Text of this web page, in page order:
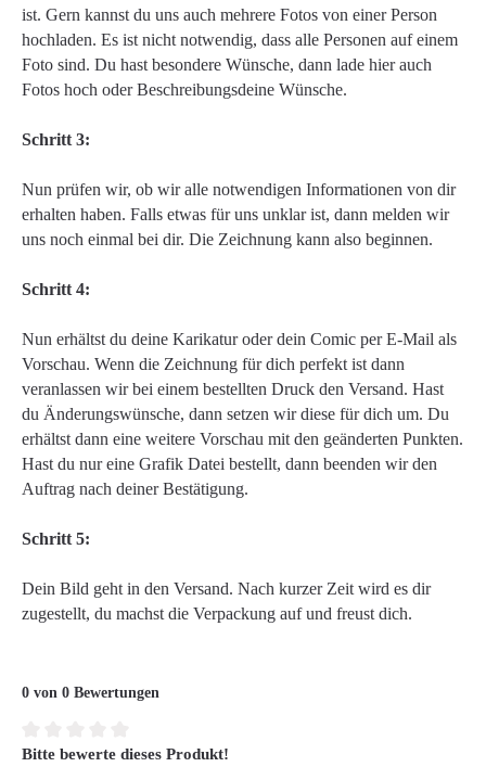
ist. Gern kannst du uns auch mehrere Fotos von einer Person
hochladen. Es ist nicht notwendig, dass alle Personen auf einem
Foto sind. Du hast besondere Wünsche, dann lade hier auch
Fotos hoch oder Beschreibungsdeine Wünsche.
Schritt 3:
Nun prüfen wir, ob wir alle notwendigen Informationen von dir
erhalten haben. Falls etwas für uns unklar ist, dann melden wir
uns noch einmal bei dir. Die Zeichnung kann also beginnen.
Schritt 4:
Nun erhältst du deine Karikatur oder dein Comic per E-Mail als
Vorschau. Wenn die Zeichnung für dich perfekt ist dann
veranlassen wir bei einem bestellten Druck den Versand. Hast
du Änderungswünsche, dann setzen wir diese für dich um. Du
erhältst dann eine weitere Vorschau mit den geänderten Punkten.
Hast du nur eine Grafik Datei bestellt, dann beenden wir den
Auftrag nach deiner Bestätigung.
Schritt 5:
Dein Bild geht in den Versand. Nach kurzer Zeit wird es dir
zugestellt, du machst die Verpackung auf und freust dich.
0 von 0 Bewertungen
Durchschnittliche Bewertung von 0 von 5 Sternen
Bitte bewerte dieses Produkt!